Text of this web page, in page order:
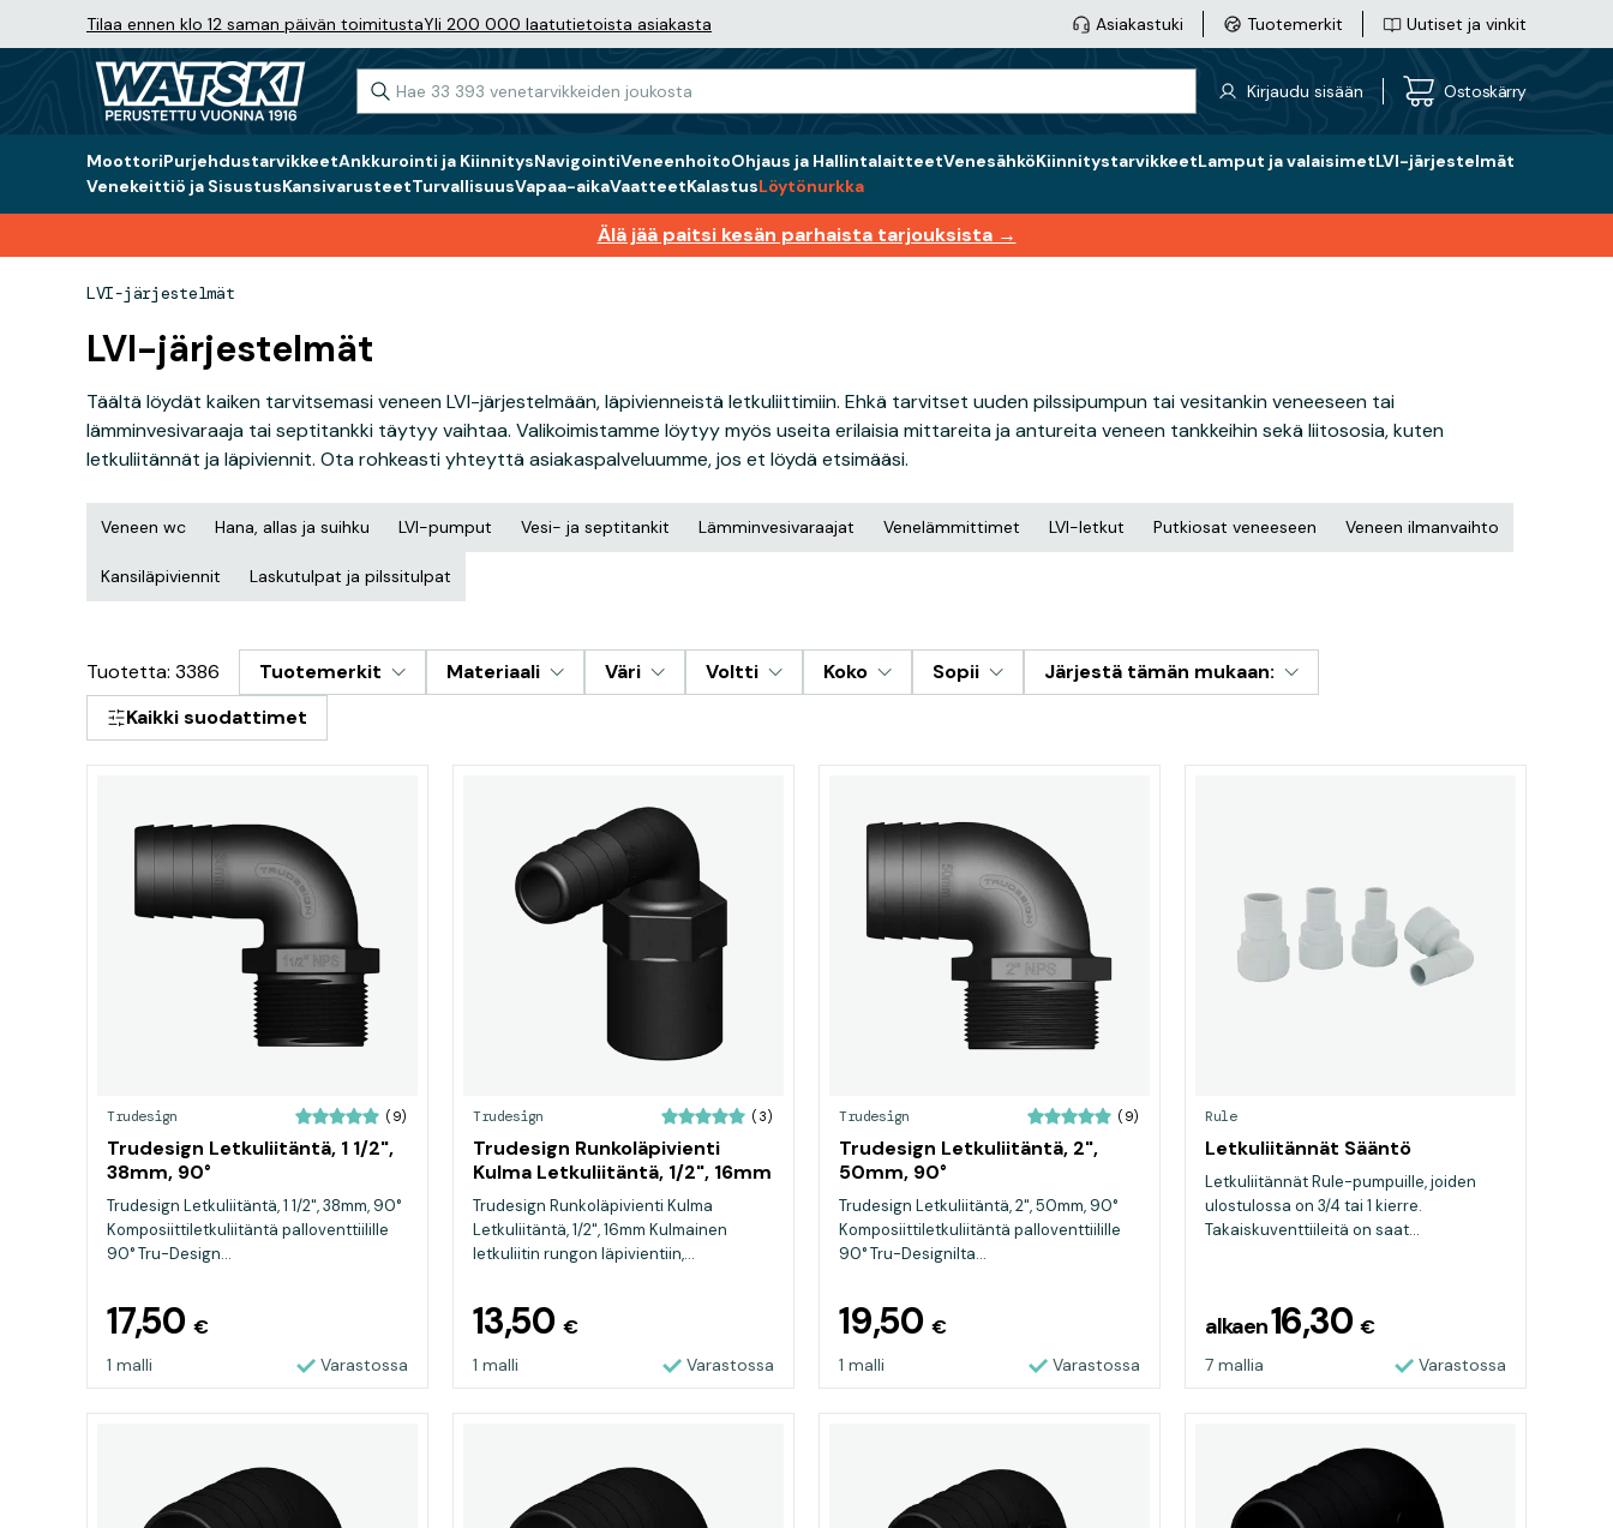
Tilaa ennen klo 12 saman päivän toimitustaYli 200 000 laatutietoista asiakasta Asiakastuki Tuotemerkit Uutiset ja vinkit
Kirjaudu sisään Ostoskärry
MoottoriPurjehdustarvikkeetAnkkurointi ja KiinnitysNavigointiVeneenhoitoOhjaus ja HallintalaitteetVenesähköKiinnitystarvikkeetLamput ja valaisimetLVI-järjestelmät
Venekeittiö ja SisustusKansivarusteetTurvallisuusVapaa-aikaVaatteetKalastusLöytönurkka
Älä jää paitsi kesän parhaista tarjouksista →
LVI-järjestelmät
LVI-järjestelmät
Täältä löydät kaiken tarvitsemasi veneen LVI-järjestelmään, läpivienneistä letkuliittimiin. Ehkä tarvitset uuden pilssipumpun tai vesitankin veneeseen tai
lämminvesivaraaja tai septitankki täytyy vaihtaa. Valikoimistamme löytyy myös useita erilaisia mittareita ja antureita veneen tankkeihin sekä liitososia, kuten
letkuliitännät ja läpiviennit. Ota rohkeasti yhteyttä asiakaspalveluumme, jos et löydä etsimääsi.
Veneen wc Hana, allas ja suihku LVI-pumput Vesi- ja septitankit Lämminvesivaraajat Venelämmittimet LVI-letkut Putkiosat veneeseen Veneen ilmanvaihto
Kansiläpiviennit Laskutulpat ja pilssitulpat
Tuotetta: 3386 Tuotemerkit Materiaali Väri Voltti Koko Sopii
Järjestä tämän mukaan:
Kaikki suodattimet
Trudesign (9)
Trudesign Letkuliitäntä, 1 1/2",
38mm, 90°
Trudesign Letkuliitäntä, 1 1/2", 38mm, 90°
Komposiittiletkuliitäntä palloventtiilille
90° Tru-Design...
17,50 €
1 malli Varastossa
Trudesign (3)
Trudesign Runkoläpivienti
Kulma Letkuliitäntä, 1/2", 16mm
Trudesign Runkoläpivienti Kulma
Letkuliitäntä, 1/2", 16mm Kulmainen
letkuliitin rungon läpivientiin,...
13,50 €
1 malli Varastossa
Trudesign (9)
Trudesign Letkuliitäntä, 2",
50mm, 90°
Trudesign Letkuliitäntä, 2", 50mm, 90°
Komposiittiletkuliitäntä palloventtiilille
90° Tru-Designilta...
19,50 €
1 malli Varastossa
Rule
Letkuliitännät Sääntö
Letkuliitännät Rule-pumpuille, joiden
ulostulossa on 3/4 tai 1 kierre.
Takaiskuventtiileitä on saat...
alkaen16,30€
7 mallia Varastossa